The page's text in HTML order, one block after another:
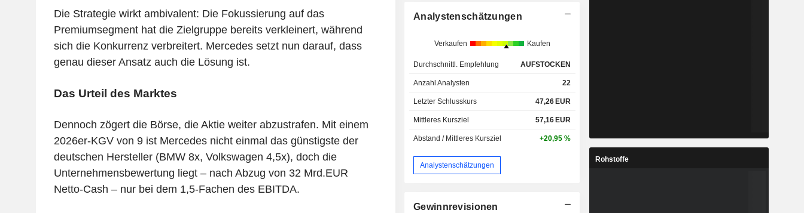
Die Strategie wirkt ambivalent: Die Fokussierung auf das
Premiumsegment hat die Zielgruppe bereits verkleinert, während
sich die Konkurrenz verbreitert. Mercedes setzt nun darauf, dass
genau dieser Ansatz auch die Lösung ist.
Das Urteil des Marktes
Dennoch zögert die Börse, die Aktie weiter abzustrafen. Mit einem
2026er-KGV von 9 ist Mercedes nicht einmal das günstigste der
deutschen Hersteller (BMW 8x, Volkswagen 4,5x), doch die
Unternehmensbewertung liegt – nach Abzug von 32 Mrd.EUR
Netto-Cash – nur bei dem 1,5-Fachen des EBITDA.
Analystenschätzungen
Verkaufen Kaufen
Durchschnittl. Empfehlung AUFSTOCKEN
Anzahl Analysten 22
Letzter Schlusskurs 47,26 EUR
Mittleres Kursziel 57,16 EUR
Abstand / Mittleres Kursziel +20,95 %
Analystenschätzungen
Gewinnrevisionen
Rohstoffe